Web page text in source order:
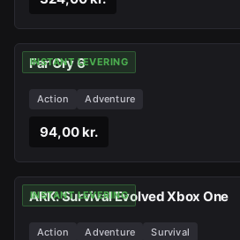
INSTANT LEVERING
Far Cry 6
Action Adventure
94,00 kr.
INSTANT LEVERING
ARK: Survival Evolved Xbox One
Action Adventure Survival